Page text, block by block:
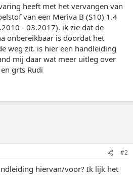
heeft met het vervangen van
van een Meriva B (S10) 1.4
- 03.2017). ik zie dat de
onbereikbaar is doordat het
weg zit. is hier een handleiding
mij daar wat meer uitleg over
grts Rudi
#2
hiervan/voor? Ik lijk het